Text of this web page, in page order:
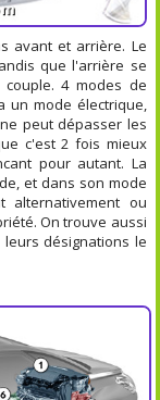
avant et arrière. Le
que l'arrière se
4 modes de
un mode électrique,
peut dépasser les
c'est 2 fois mieux
pour autant. La
et dans son mode
alternativement ou
On trouve aussi
désignations le